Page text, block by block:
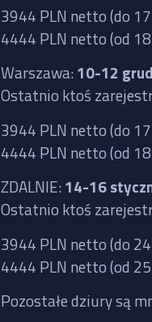
3944 PLN netto (do
4444 PLN netto (od
Warszawa: 10-12
Ostatnio ktoś
3944 PLN netto (do
4444 PLN netto (od
ZDALNIE: 14-16
Ostatnio ktoś
3944 PLN netto (do
4444 PLN netto (od
Pozostałe dziury są